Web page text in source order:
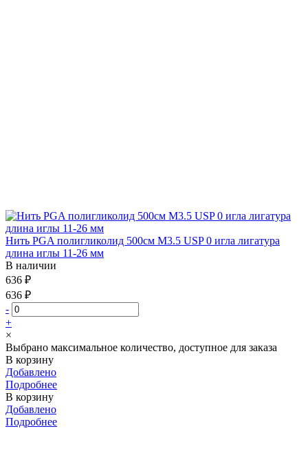
Нить PGA полигликолид 500см М3.5 USP 0 игла лигатура
длина иглы 11-26 мм
В наличии
636 ₽
636 ₽
-
+
×
Выбрано максимальное количество, доступное для заказа
В корзину
Добавлено
Подробнее
В корзину
Добавлено
Подробнее